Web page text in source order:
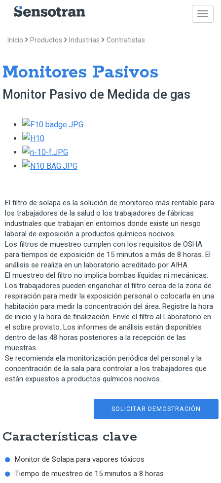
Inicio Productos Industrias Contratistas
Monitores Pasivos
Monitor Pasivo de Medida de gas
El filtro de solapa es la solución de monitoreo más rentable para
los trabajadores de la salud o los trabajadores de fábricas
industriales que trabajan en entornos donde existe un riesgo
laboral de exposición a productos químicos nocivos.
Los filtros de muestreo cumplen con los requisitos de OSHA
para tiempos de exposición de 15 minutos a más de 8 horas. El
análisis se realiza en un laboratorio acreditado por AIHA.
El muestreo del filtro no implica bombas líquidas ni mecánicas.
Los trabajadores pueden enganchar el filtro cerca de la zona de
respiración para medir la exposición personal o colocarla en una
habitación para medir la concentración del área. Registre la hora
de inicio y la hora de finalización. Envíe el filtro al Laboratorio en
el sobre provisto. Los informes de análisis están disponibles
dentro de las 48 horas posteriores a la recepción de las
muestras.
Se recomienda ela monitorización periódica del personal y la
concentración de la sala para controlar a los trabajadores que
están expuestos a productos químicos nocivos.
SOLICITAR DEMOSTRACIÓN
Características clave
Monitor de Solapa para vapores tóxicos
Tiempo de muestreo de 15 minutos a 8 horas